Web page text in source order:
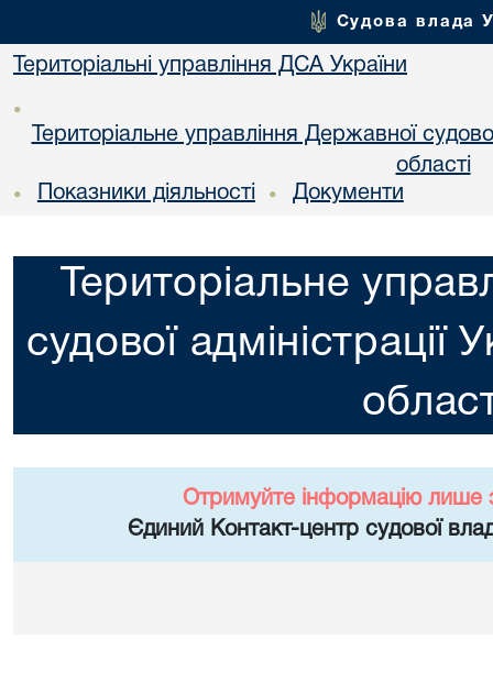
Судова влада
Територіальні управління ДСА України
•
Територіальне управління Державної
областi
• Показники діяльності • Документи
Територіальне
судової адміністрації
Отримуйте інформацію лише
Єдиний Контакт-центр судової